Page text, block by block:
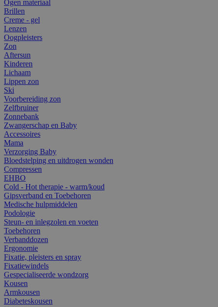
Ogen materiaal
Brillen
Creme - gel
Lenzen
Oogpleisters
Zon
Aftersun
Kinderen
Lichaam
Lippen zon
Ski
Voorbereiding zon
Zelfbruiner
Zonnebank
Zwangerschap en Baby
Accessoires
Mama
Verzorging Baby
Bloedstelping en uitdrogen wonden
Compressen
EHBO
Cold - Hot therapie - warm/koud
Gipsverband en Toebehoren
Medische hulpmiddelen
Podologie
Steun- en inlegzolen en voeten
Toebehoren
Verbanddozen
Ergonomie
Fixatie, pleisters en spray
Fixatiewindels
Gespecialiseerde wondzorg
Kousen
Armkousen
Diabeteskousen